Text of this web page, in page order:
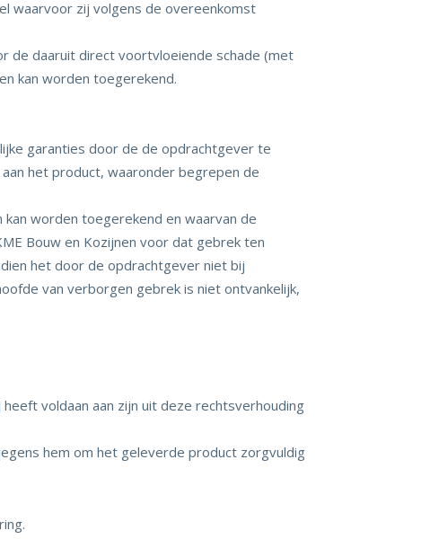
waarvoor zij volgens de overeenkomst
de daaruit direct voortvloeiende schade (met
kan worden toegerekend.
garanties door de de opdrachtgever te
het product, waaronder begrepen de
worden toegerekend en waarvan de
Bouw en Kozijnen voor dat gebrek ten
het door de opdrachtgever niet bij
van verborgen gebrek is niet ontvankelijk,
voldaan aan zijn uit deze rechtsverhouding
hem om het geleverde product zorgvuldig